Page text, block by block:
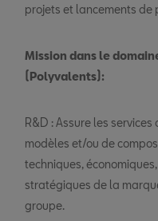
projets et lancements de
Mission dans le
(Polyvalents):
R&D : Assure les
modèles et/ou de
techniques,
stratégiques de la
groupe.